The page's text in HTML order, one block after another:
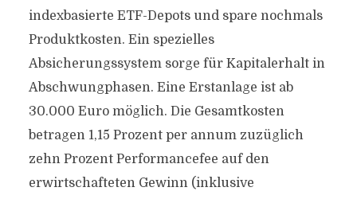
indexbasierte ETF-Depots und spare nochmals
Produktkosten. Ein spezielles
Absicherungssystem sorge für Kapitalerhalt in
Abschwungphasen. Eine Erstanlage ist ab
30.000 Euro möglich. Die Gesamtkosten
betragen 1,15 Prozent per annum zuzüglich
zehn Prozent Performancefee auf den
erwirtschafteten Gewinn (inklusive